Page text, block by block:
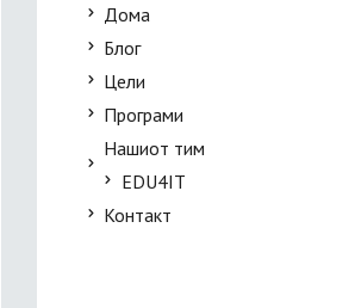
Дома
Блог
Цели
Програми
Нашиот тим
EDU4IT
Контакт